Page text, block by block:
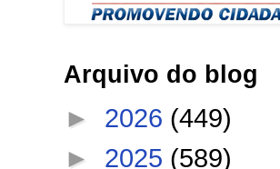
Arquivo do blog
► 2026 (449)
► 2025 (589)